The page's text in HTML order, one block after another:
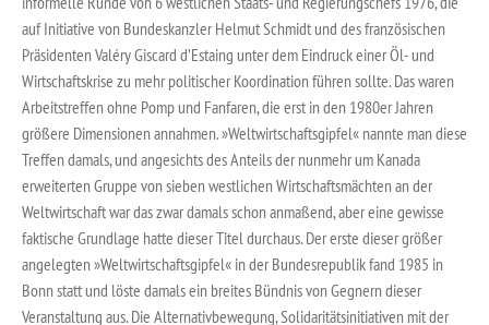
auf Initiative von Bundeskanzler Helmut Schmidt und des französischen
Präsidenten Valéry Giscard d’Estaing unter dem Eindruck einer Öl- und
Wirtschaftskrise zu mehr politischer Koordination führen sollte. Das waren
Arbeitstreffen ohne Pomp und Fanfaren, die erst in den 1980er Jahren
größere Dimensionen annahmen. »Weltwirtschaftsgipfel« nannte man diese
Treffen damals, und angesichts des Anteils der nunmehr um Kanada
erweiterten Gruppe von sieben westlichen Wirtschaftsmächten an der
Weltwirtschaft war das zwar damals schon anmaßend, aber eine gewisse
faktische Grundlage hatte dieser Titel durchaus. Der erste dieser größer
angelegten »Weltwirtschaftsgipfel« in der Bundesrepublik fand 1985 in
Bonn statt und löste damals ein breites Bündnis von Gegnern dieser
Veranstaltung aus. Die Alternativbewegung, Solidaritätsinitiativen mit der